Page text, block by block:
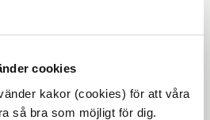
cookies
kakor (cookies) för att våra
så bra som möjligt för dig.
på den här sidan?